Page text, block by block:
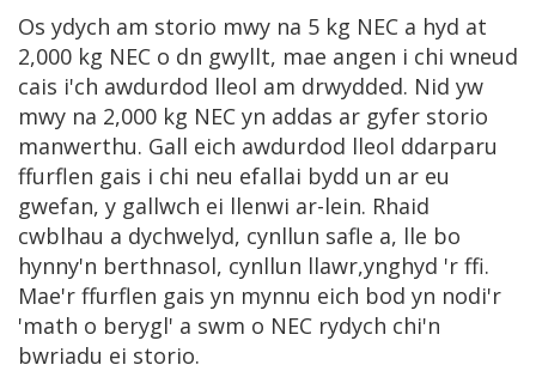
Os ydych am storio mwy na 5 kg NEC a hyd at
2,000 kg NEC o dn gwyllt, mae angen i chi wneud
cais i'ch awdurdod lleol am drwydded. Nid yw
mwy na 2,000 kg NEC yn addas ar gyfer storio
manwerthu. Gall eich awdurdod lleol ddarparu
ffurflen gais i chi neu efallai bydd un ar eu
gwefan, y gallwch ei llenwi ar-lein. Rhaid
cwblhau a dychwelyd, cynllun safle a, lle bo
hynny'n berthnasol, cynllun llawr,ynghyd 'r ffi.
Mae'r ffurflen gais yn mynnu eich bod yn nodi'r
'math o berygl' a swm o NEC rydych chi'n
bwriadu ei storio.